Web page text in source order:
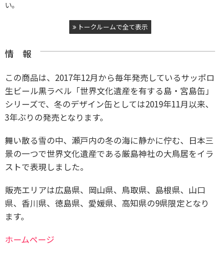
い。
トークルームで全て表示
情 報
この商品は、2017年12月から毎年発売しているサッポロ
生ビール黒ラベル「世界文化遺産を有する島・宮島缶」
シリーズで、冬のデザイン缶としては2019年11月以来、
3年ぶりの発売となります。
舞い散る雪の中、瀬戸内の冬の海に静かに佇む、日本三
景の一つで世界文化遺産である厳島神社の大鳥居をイラ
ストで表現しました。
販売エリアは広島県、岡山県、鳥取県、島根県、山口
県、香川県、徳島県、愛媛県、高知県の9県限定となり
ます。
ホームページ